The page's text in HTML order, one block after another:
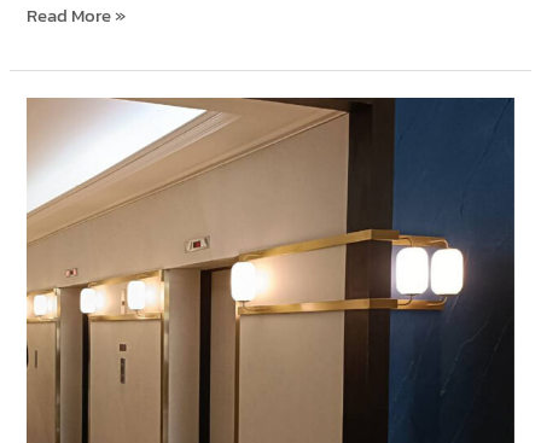
Read More »
ซุ้ม
ลิฟต์
โรงแรม
AVANI
HOTEL